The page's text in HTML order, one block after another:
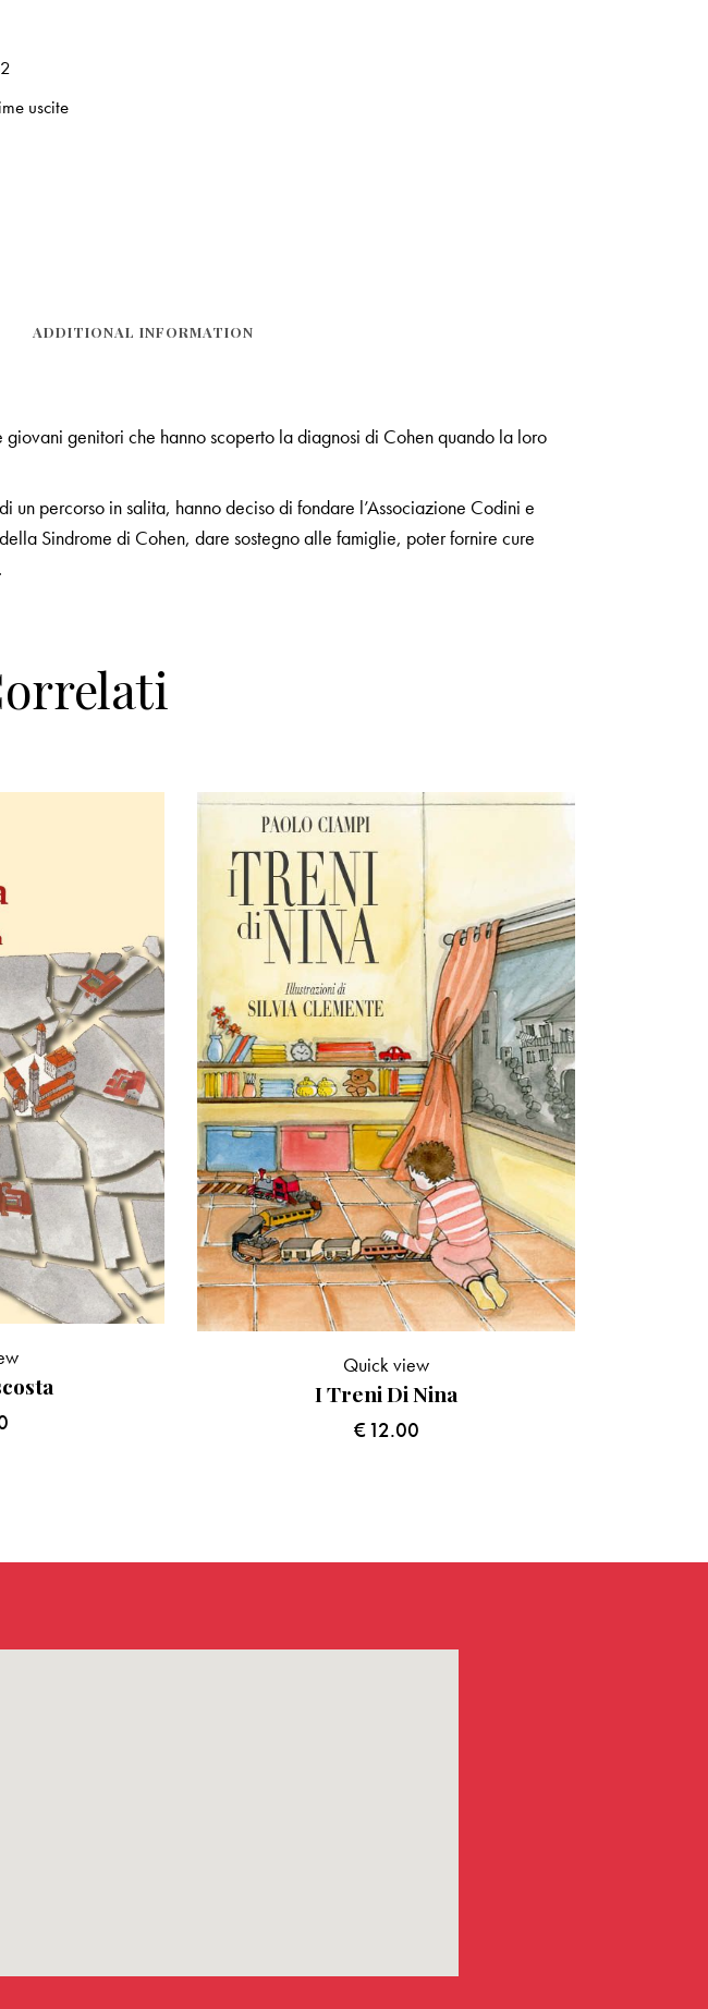
uscite
ADDITIONAL INFORMATION
genitori che hanno scoperto la diagnosi di Cohen quando la loro
percorso in salita, hanno deciso di fondare l’Associazione Codini e
Sindrome di Cohen, dare sostegno alle famiglie, poter fornire cure
I Treni Di Nina
€12.00
Quick view